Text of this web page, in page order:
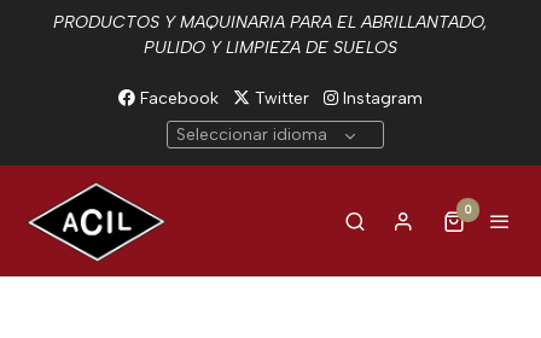
PRODUCTOS Y MAQUINARIA PARA EL ABRILLANTADO,
PULIDO Y LIMPIEZA DE SUELOS
Facebook Twitter
Instagram
Seleccionar idioma
0